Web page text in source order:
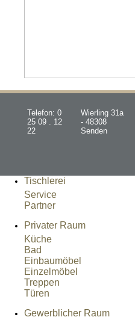
Telefon: 0
25 09 . 12
22
Wierling 31a
- 48308
Senden
Tischlerei
Service
Partner
Privater Raum
Küche
Bad
Einbaumöbel
Einzelmöbel
Treppen
Türen
Gewerblicher Raum